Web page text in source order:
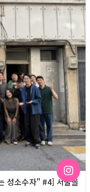
성소수자" #4] 서울을